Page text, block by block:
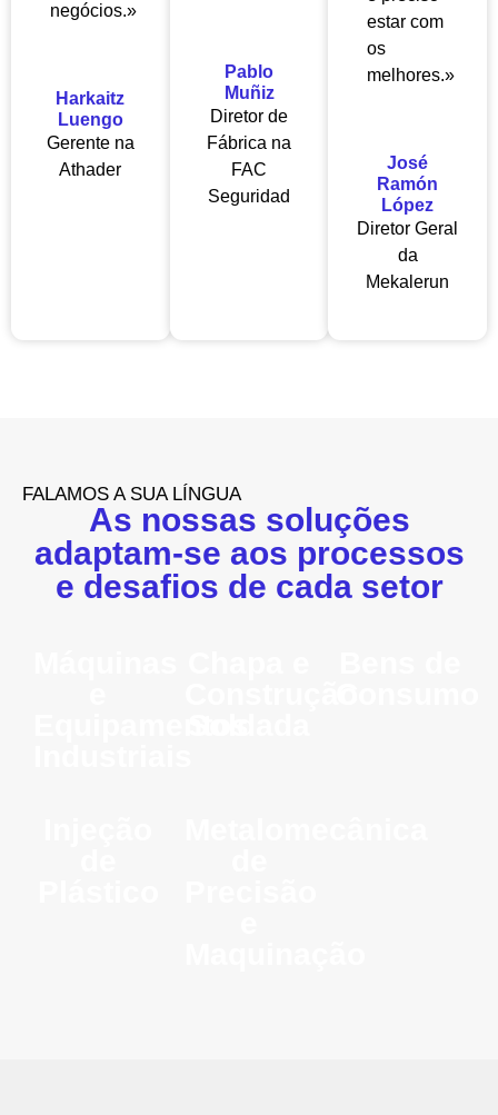
negócios.»
Harkaitz
Luengo
Gerente na
Athader
Pablo
Muñiz
Diretor de
Fábrica na
FAC
Seguridad
estar com
os
melhores.»
José
Ramón
López
Diretor Geral
da
Mekalerun
FALAMOS A SUA LÍNGUA
As nossas soluções
adaptam-se aos processos
e desafios de cada setor